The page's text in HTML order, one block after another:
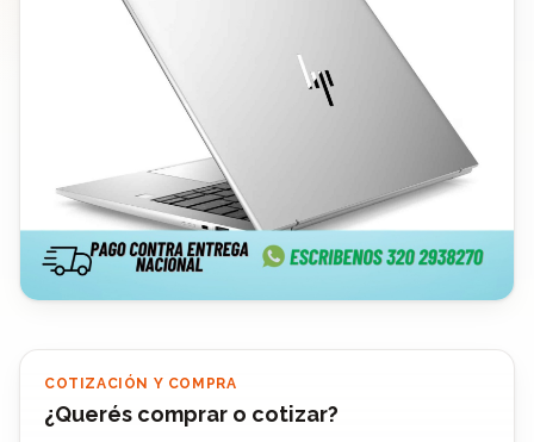
COTIZACIÓN Y COMPRA
¿Querés comprar o cotizar?